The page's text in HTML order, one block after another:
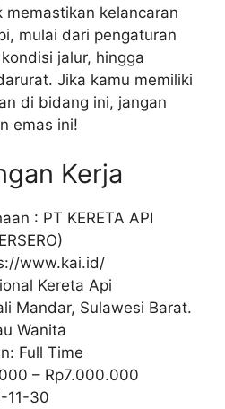
kelancaran
mulai dari pengaturan
jalur, hingga
Jika kamu memiliki
di bidang ini, jangan
emas ini!
Kerja
: PT KERETA API
www.kai.id/
Kereta Api
Mandar, Sulawesi Barat.
Wanita
Full Time
– Rp7.000.000
11-30